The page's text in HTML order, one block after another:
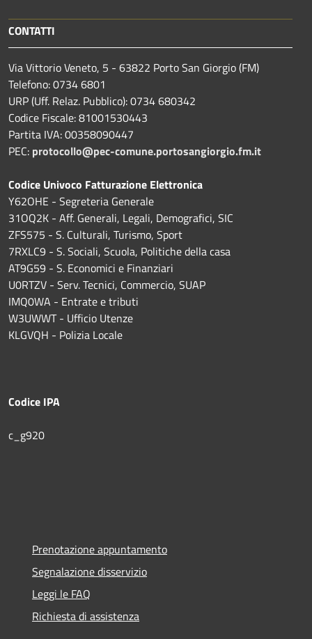
CONTATTI
Via Vittorio Veneto, 5 - 63822 Porto San Giorgio (FM)
Telefono: 0734 6801
URP (Uff. Relaz. Pubblico): 0734 680342
Codice Fiscale: 81001530443
Partita IVA: 00358090447
PEC: protocollo@pec-comune.portosangiorgio.fm.it
Codice Univoco Fatturazione Elettronica
Y62OHE - Segreteria Generale
31OQ2K - Aff. Generali, Legali, Demografici, SIC
ZFS575 - S. Culturali, Turismo, Sport
7RXLC9 - S. Sociali, Scuola, Politiche della casa
AT9G59 - S. Economici e Finanziari
U0RTZV - Serv. Tecnici, Commercio, SUAP
IMQ0WA - Entrate e tributi
W3UWWT - Ufficio Utenze
KLGVQH - Polizia Locale
Codice IPA
c_g920
Prenotazione appuntamento
Segnalazione disservizio
Leggi le FAQ
Richiesta di assistenza